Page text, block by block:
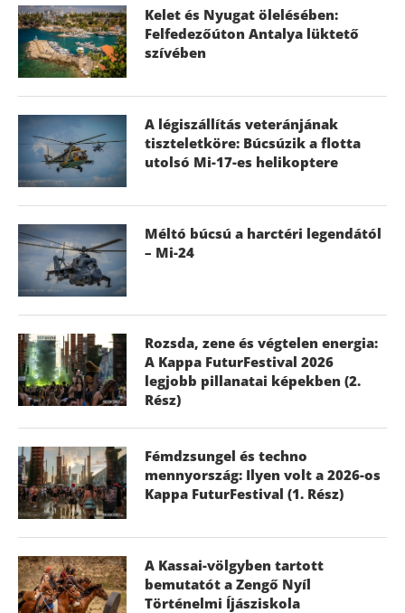
Kelet és Nyugat ölelésében:
Felfedezőúton Antalya lüktető
szívében
A légiszállítás veteránjának
tiszteletköre: Búcsúzik a flotta
utolsó Mi-17-es helikoptere
Méltó búcsú a harctéri legendától
– Mi-24
Rozsda, zene és végtelen energia:
A Kappa FuturFestival 2026
legjobb pillanatai képekben (2.
Rész)
Fémdzsungel és techno
mennyország: Ilyen volt a 2026-os
Kappa FuturFestival (1. Rész)
A Kassai-völgyben tartott
bemutatót a Zengő Nyíl
Történelmi Íjásziskola